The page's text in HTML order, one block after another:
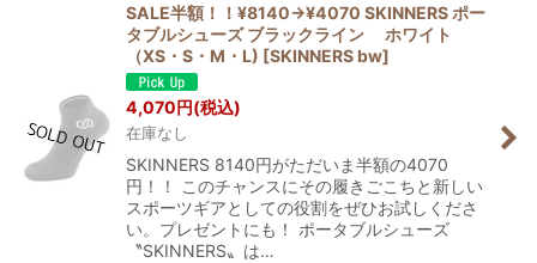
SALE半額！！¥8140→¥4070 SKINNERS ポー
タブルシューズ ブラックライン ホワイト
（XS・S・M・L) [SKINNERS bw]
4,070円(税込)
在庫なし
SKINNERS 8140円がただいま半額の4070
円！！ このチャンスにその履きごこちと新しい
スポーツギアとしての役割をぜひお試しくださ
い。プレゼントにも！ ポータブルシューズ
〝SKINNERS〟は…